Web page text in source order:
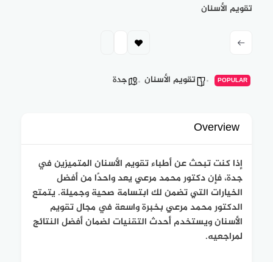
تقويم الأسنان
POPULAR تقويم الأسنان جدة
Overview
إذا كنت تبحث عن أطباء تقويم الأسنان المتميزين في
جدة، فإن دكتور محمد مرعي يعد واحدًا من أفضل
الخيارات التي تضمن لك ابتسامة صحية وجميلة. يتمتع
الدكتور محمد مرعي بخبرة واسعة في مجال تقويم
الأسنان ويستخدم أحدث التقنيات لضمان أفضل النتائج
لمراجعيه.